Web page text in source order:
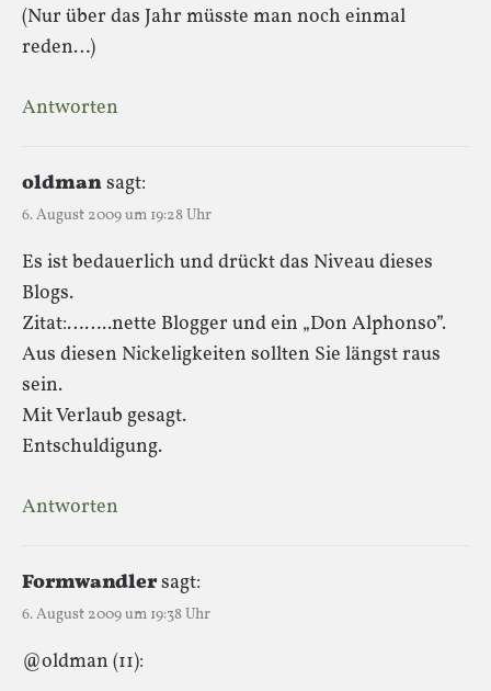
(Nur über das Jahr müsste man noch einmal
reden…)
Antworten
oldmansagt:
6. August 2009 um 19:28 Uhr
Es ist bedauerlich und drückt das Niveau dieses
Blogs.
Zitat:……..nette Blogger und ein „Don Alphonso”.
Aus diesen Nickeligkeiten sollten Sie längst raus
sein.
Mit Verlaub gesagt.
Entschuldigung.
Antworten
Formwandlersagt:
6. August 2009 um 19:38 Uhr
@oldman (11):